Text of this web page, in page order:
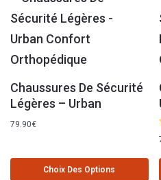
Chaussures De Sécurité
Légères – Urban
79.90€
Choix Des Options